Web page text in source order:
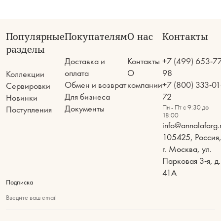
Популярные
разделы
Коллекции
Сервировки
Новинки
Поступления
Покупателям
Доставка и
оплата
Обмен и возврат
Для бизнеса
Документы
О нас
Контакты
О
компании
Контакты
+7 (499) 653-
98
+7 (800) 333-
72
Пн - Пт с 9:30 до
18:00
105425, Россия,
г. Москва, ул.
Парковая 3-я, д.
41А
Подписка
Введите ваш email